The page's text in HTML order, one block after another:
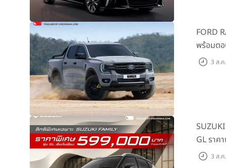
FORD
พร้อมต
ต้นที่3 ส.ค
GL ราค
3 ส.ค